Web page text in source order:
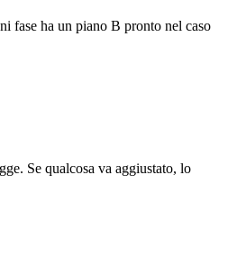
fase ha un piano B pronto nel caso
Se qualcosa va aggiustato, lo